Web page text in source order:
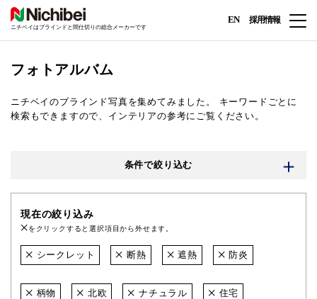
ニチベイはブラインドと間仕切りの総合メーカーです
EN 採用情報
フォトアルバム
ニチベイのブラインド写真を集めてみました。
キーワードごとに
検索もできますので、インテリアの参考にご覧ください。
条件で絞り込む
現在の絞り込み
をクリックすると選択項目から外せます。
シークレット 断熱 遮熱 防炎
柄物 北欧 ナチュラル 住宅